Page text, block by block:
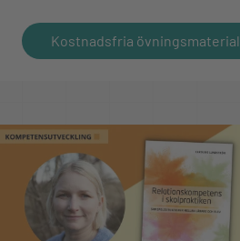
Kostnadsfria övningsmaterial